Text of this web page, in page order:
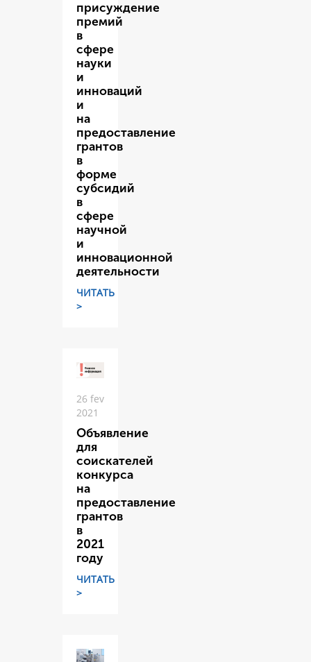
присуждение
премий
в
сфере
науки
и
инноваций
и
на
предоставление
грантов
в
форме
субсидий
в
сфере
научной
и
инновационной
деятельности
ЧИТАТЬ
>
26 fev
2021
Объявление
для
соискателей
конкурса
на
предоставление
грантов
в
2021
году
ЧИТАТЬ
>